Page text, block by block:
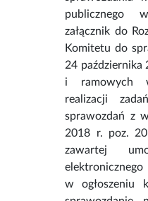
publicznego
załącznik do
Komitetu do
24
i ramowych
realizacji
sprawozdań z
2018 r. poz.
zawartej
w ogłoszeniu